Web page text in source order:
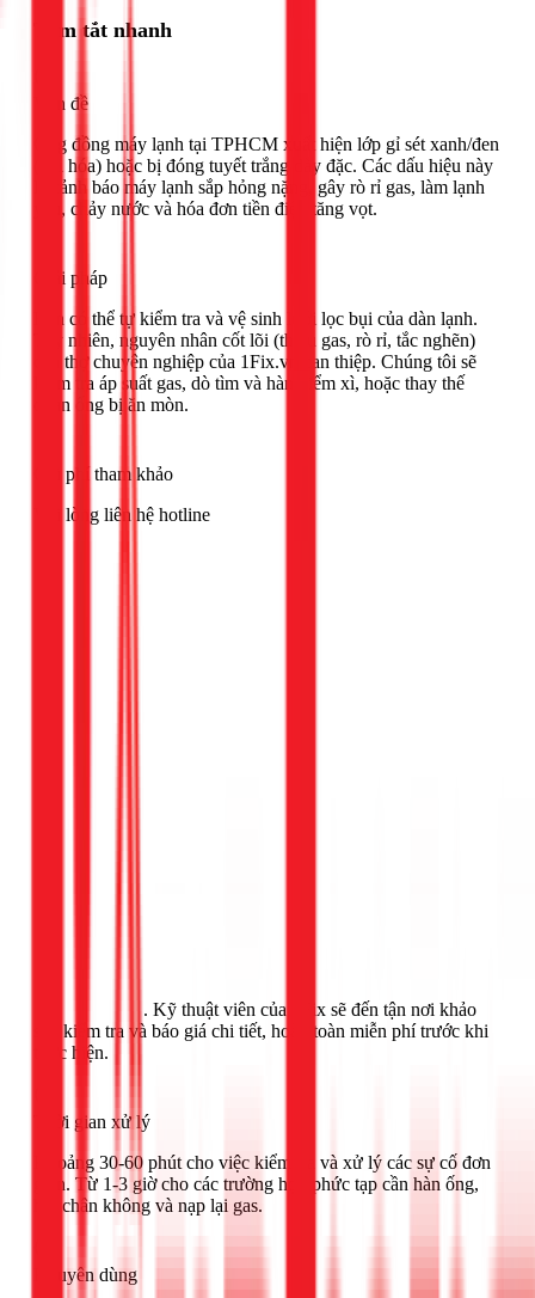
Tóm tắt nhanh
Vấn đề
Ống đồng máy lạnh tại TPHCM xuất hiện lớp gỉ sét xanh/đen
(oxi hóa) hoặc bị đóng tuyết trắng dày đặc. Các dấu hiệu này
là cảnh báo máy lạnh sắp hỏng nặng, gây rò rỉ gas, làm lạnh
yếu, chảy nước và hóa đơn tiền điện tăng vọt.
Giải pháp
Bạn có thể tự kiểm tra và vệ sinh lưới lọc bụi của dàn lạnh.
Tuy nhiên, nguyên nhân cốt lõi (thiếu gas, rò rỉ, tắc nghẽn)
cần thợ chuyên nghiệp của 1Fix.vn can thiệp. Chúng tôi sẽ
kiểm tra áp suất gas, dò tìm và hàn điểm xì, hoặc thay thế
đoạn ống bị ăn mòn.
Chi phí tham khảo
Vui lòng liên hệ hotline
. Kỹ thuật viên của 1Fix sẽ đến tận nơi khảo
sát, kiểm tra và báo giá chi tiết, hoàn toàn miễn phí trước khi
thực hiện.
Thời gian xử lý
Khoảng 30-60 phút cho việc kiểm tra và xử lý các sự cố đơn
giản. Từ 1-3 giờ cho các trường hợp phức tạp cần hàn ống,
hút chân không và nạp lại gas.
Khuyên dùng